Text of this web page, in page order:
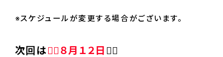
※スケジュールが変更する場合がございます。
次回は👯‍♀️８月１２日 👯‍♂️